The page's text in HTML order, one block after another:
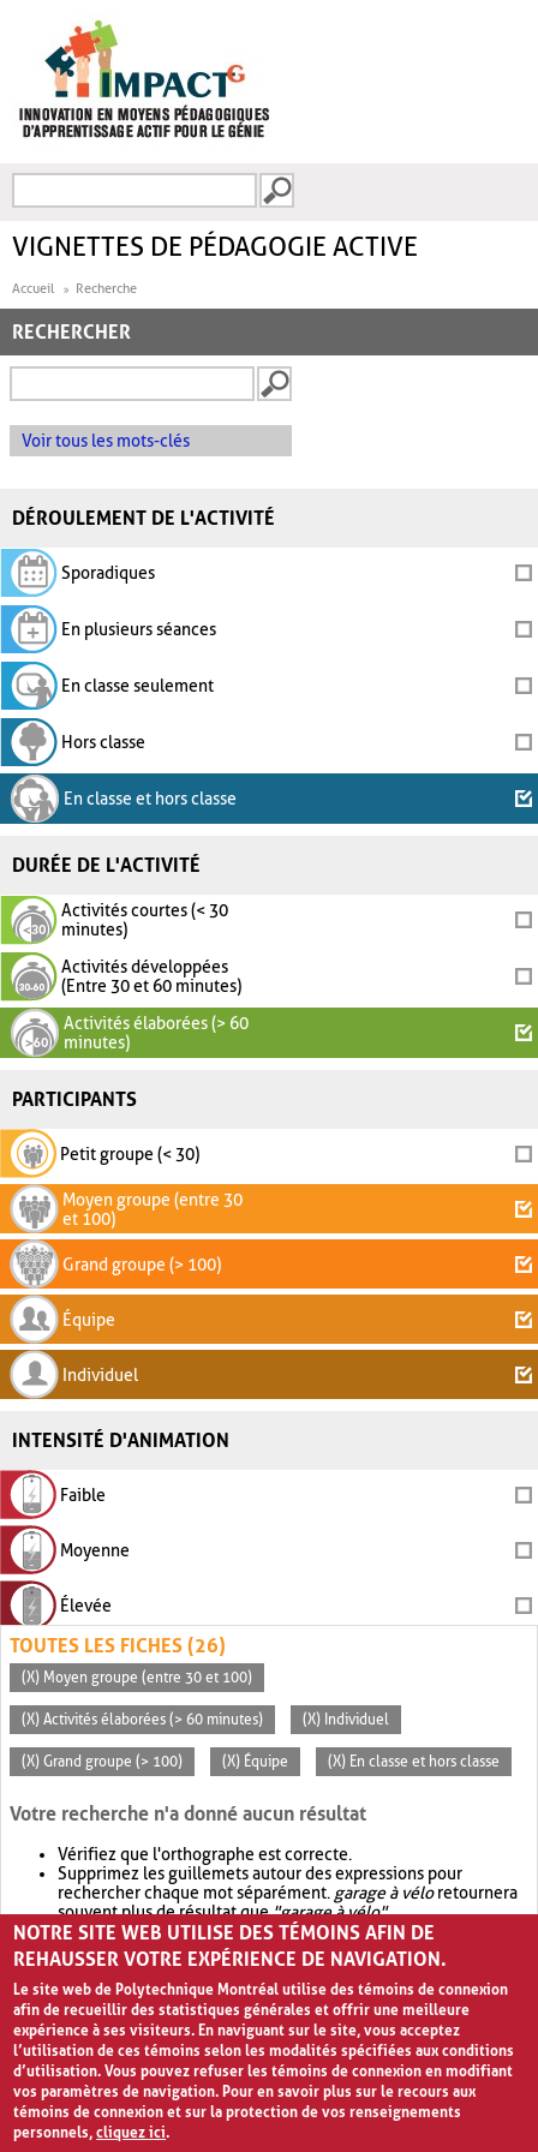
FORMULAIRE DE
VIGNETTES DE PÉDAGOGIE ACTIVE
Accueil Recherche
RECHERCHER
Voir tous les mots-clés
DÉROULEMENT DE L'ACTIVITÉ
Sporadiques
En plusieurs séances
En classe seulement
Hors classe
En classe et hors classe
DURÉE DE L'ACTIVITÉ
Activités courtes (< 30
minutes)
Activités développées
(Entre 30 et 60 minutes)
Activités élaborées (> 60
minutes)
PARTICIPANTS
Petit groupe (< 30)
Moyen groupe (entre 30
et 100)
Grand groupe (> 100)
Équipe
Individuel
INTENSITÉ D'ANIMATION
Faible
Moyenne
Élevée
TOUTES LES FICHES (26)
(X) Moyen groupe (entre 30 et 100)
(X) Activités élaborées (> 60 minutes) (X) Individuel
(X) Grand groupe (> 100) (X) Équipe (X) En classe et hors classe
Votre recherche n'a donné aucun résultat
Vérifiez que l'orthographe est correcte.
Supprimez les guillemets autour des expressions pour
rechercher chaque mot séparément. garage à véloretournera
souvent plus de résultat que"garage à vélo".
Envisagez d'élargir votre recherche avec OR.garage OR vélo
retournera souvent plus de résultat quegarage à vélo
NOTRE SITE WEB UTILISE DES TÉMOINS AFIN DE
REHAUSSER VOTRE EXPÉRIENCE DE NAVIGATION.
Le site web de Polytechnique Montréal utilise des témoins de connexion
afin de recueillir des statistiques générales et offrir une meilleure
expérience à ses visiteurs. En naviguant sur le site, vous acceptez
l’utilisation de ces témoins selon les modalités spécifiées aux conditions
d’utilisation. Vous pouvez refuser les témoins de connexion en modifiant
vos paramètres de navigation. Pour en savoir plus sur le recours aux
témoins de connexion et sur la protection de vos renseignements
personnels,cliquez ici.